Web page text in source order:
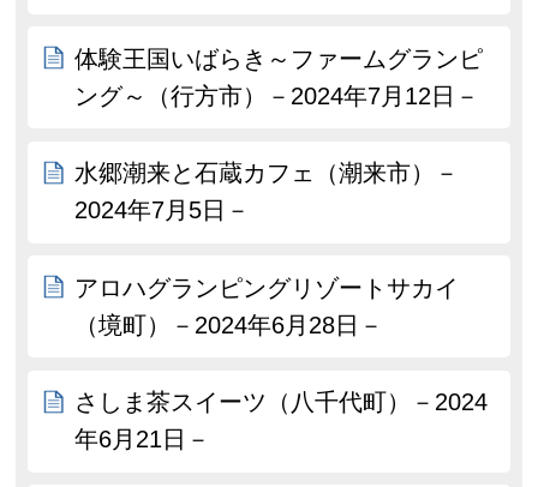
体験王国いばらき～ファームグランピ
ング～（行方市）－2024年7月12日－
水郷潮来と石蔵カフェ（潮来市）－
2024年7月5日－
アロハグランピングリゾートサカイ
（境町）－2024年6月28日－
さしま茶スイーツ（八千代町）－2024
年6月21日－